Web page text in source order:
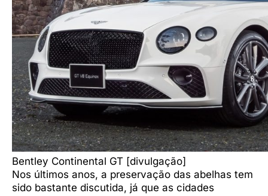
Bentley Continental GT [divulgação]
Nos últimos anos, a preservação das abelhas tem
sido bastante discutida, já que as cidades